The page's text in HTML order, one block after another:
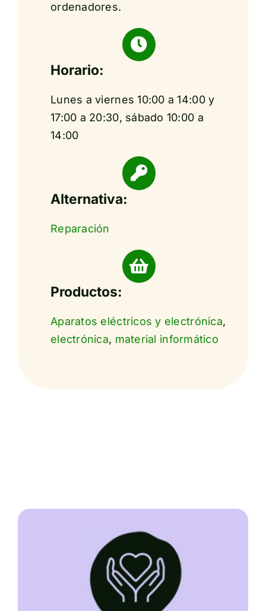
ordenadores.
Horario:
Lunes a viernes 10:00 a 14:00 y
17:00 a 20:30, sábado 10:00 a
14:00
Alternativa:
Reparación
Productos:
Aparatos eléctricos y electrónica,
electrónica, material informático